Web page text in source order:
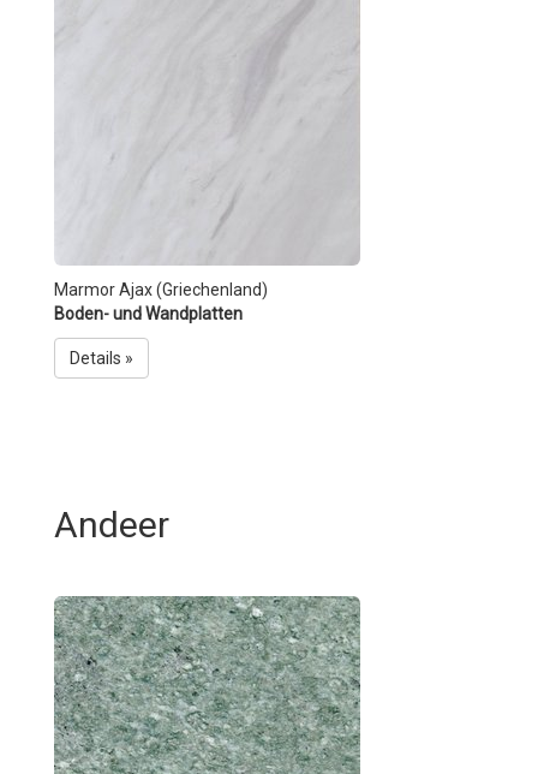
Marmor Ajax (Griechenland)
Boden- und Wandplatten
Details »
Andeer